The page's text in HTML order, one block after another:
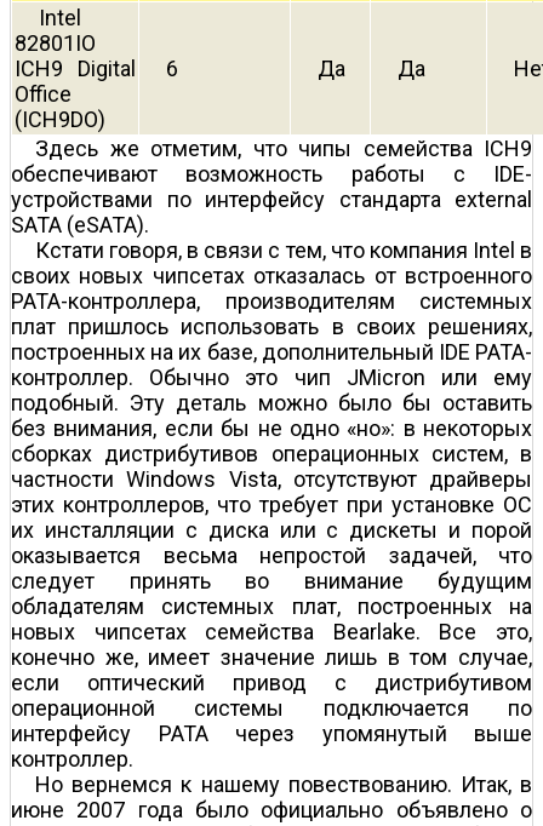
Intel
82801IO
ICH9 Digital
Office
(ICH9DO)
6 Да Да
Здесь же отметим, что чипы семейства ICH9
обеспечивают возможность работы с IDE-
устройствами по интерфейсу стандарта external
SATA (eSATA).
Кстати говоря, в связи с тем, что компания Intel в
своих новых чипсетах отказалась от встроенного
PATA-контроллера, производителям системных
плат пришлось использовать в своих решениях,
построенных на их базе, дополнительный IDE PATA-
контроллер. Обычно это чип JMicron или ему
подобный. Эту деталь можно было бы оставить
без внимания, если бы не одно «но»: в некоторых
сборках дистрибутивов операционных систем, в
частности Windows Vista, отсутствуют драйверы
этих контроллеров, что требует при установке ОС
их инсталляции с диска или с дискеты и порой
оказывается весьма непростой задачей, что
следует принять во внимание будущим
обладателям системных плат, построенных на
новых чипсетах семейства Bearlake. Все это,
конечно же, имеет значение лишь в том случае,
если оптический привод с дистрибутивом
операционной системы подключается по
интерфейсу PATA через упомянутый выше
контроллер.
Но вернемся к нашему повествованию. Итак, в
июне 2007 года было официально объявлено о